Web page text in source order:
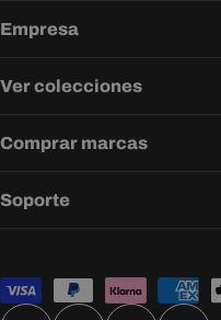
Empresa
Ver colecciones
Comprar marcas
Soporte
Métodos